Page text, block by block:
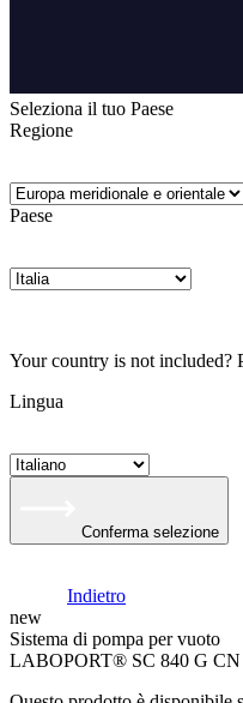
Seleziona il tuo Paese
Regione
Paese
Your country is not included?
Lingua
Conferma selezione
Indietro
new
Sistema di pompa per vuoto
LABOPORT® SC 840 G CN